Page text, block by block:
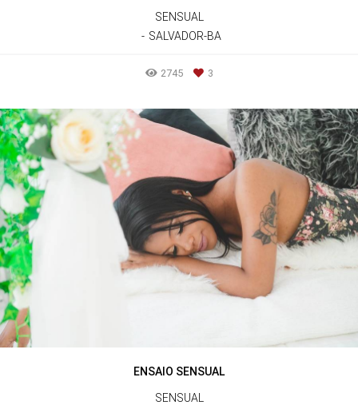
SENSUAL
SALVADOR-BA
2745 3
ENSAIO SENSUAL
SENSUAL